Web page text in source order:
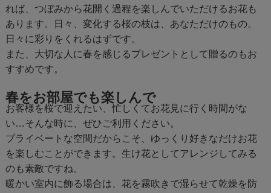
れば、つぼみから花開く過程を楽しんでいただけるお花も
あります。日々、変化する桜の枝は、あなただけのもの。
日々に彩りをくれるはずです。
また、大切な人に春を感じるプレゼントとして贈るのもお
すすめです。
春をお部屋でも楽しんで
お客様を桜で迎えたい、忙しくてお花見に行く時間がな
い…そんな時に、ぜひご利用ください。
プライベートな空間だからこそ、ゆっくり好きなだけお花
を楽しむことができます。生け花としてアレンジしてみる
のも素敵ですね。
暖かい室内に飾る場合は、花を霧吹きで湿らせて乾燥を防